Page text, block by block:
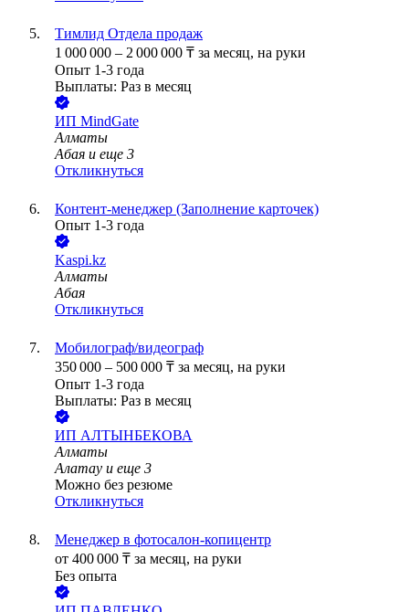
Тимлид Отдела продаж
1 000 000 – 2 000 000 ₸ за месяц, на руки
Опыт 1-3 года
Выплаты: Раз в месяц
ИП MindGate
Алматы
Абая и еще 3
Откликнуться
Контент-менеджер (Заполнение карточек)
Опыт 1-3 года
Kaspi.kz
Алматы
Абая
Откликнуться
Мобилограф/видеограф
350 000 – 500 000 ₸ за месяц, на руки
Опыт 1-3 года
Выплаты: Раз в месяц
ИП АЛТЫНБЕКОВА
Алматы
Алатау и еще 3
Можно без резюме
Откликнуться
Менеджер в фотосалон-копицентр
от 400 000 ₸ за месяц, на руки
Без опыта